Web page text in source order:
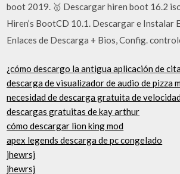
boot 2019. 🥇 Descargar hiren boot 16.2
Hiren’s BootCD 10.1. Descargar e Instalar
Enlaces de Descarga + Bios, Config.
¿cómo descargo la antigua aplicación de
descarga de visualizador de audio de pizza
necesidad de descarga gratuita de
descargas gratuitas de kay arthur
cómo descargar lion king mod
apex legends descarga de pc congelado
jhewrsj
jhewrsj